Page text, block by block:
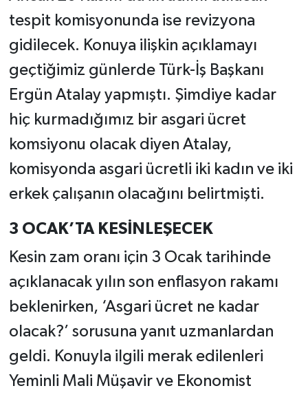
tespit komisyonunda ise revizyona
gidilecek. Konuya ilişkin açıklamayı
geçtiğimiz günlerde Türk-İş Başkanı
Ergün Atalay yapmıştı. Şimdiye kadar
hiç kurmadığımız bir asgari ücret
komsiyonu olacak diyen Atalay,
komisyonda asgari ücretli iki kadın ve iki
erkek çalışanın olacağını belirtmişti.
3 OCAK’TA KESİNLEŞECEK
Kesin zam oranı için 3 Ocak tarihinde
açıklanacak yılın son enflasyon rakamı
beklenirken, ‘Asgari ücret ne kadar
olacak?’ sorusuna yanıt uzmanlardan
geldi. Konuyla ilgili merak edilenleri
Yeminli Mali Müşavir ve Ekonomist